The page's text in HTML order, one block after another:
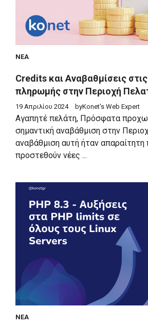
ΝΈΑ
Credits και Αναβαθμίσεις
πληρωμής στην Περιοχή
19 Απριλίου 2024 byKonet's Web Expert
Αγαπητέ πελάτη, Πρόσφατα
σημαντική αναβάθμιση στην
αναβάθμιση αυτή ήταν απαραίτητη
προστεθούν νέες ...
ΝΈΑ